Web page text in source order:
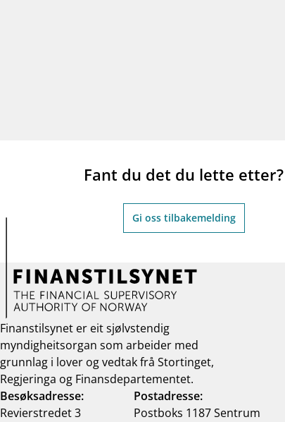
Fant du det du lette etter?
Gi oss tilbakemelding
Finanstilsynet er eit sjølvstendig
myndigheitsorgan som arbeider med
grunnlag i lover og vedtak frå Stortinget,
Regjeringa og Finansdepartementet.
Besøksadresse:
Revierstredet 3
Postadresse:
Postboks 1187 Sentrum